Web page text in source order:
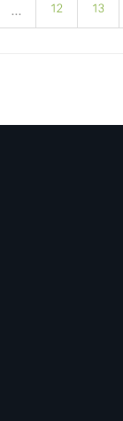
... 12 13